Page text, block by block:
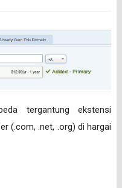
tergantung ekstensi
(.com, .net, .org) di hargai